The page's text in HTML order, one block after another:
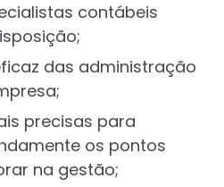
contábeis
das administração
precisas para
os pontos
na gestão;